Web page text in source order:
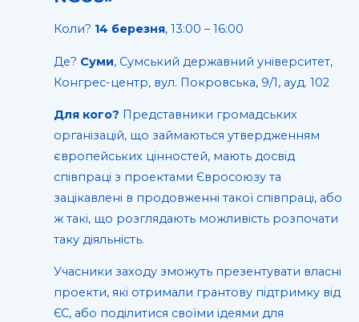
Коли? 14 березня, 13:00 – 16:00
Де? Суми, Сумський державний університет,
Конгрес-центр, вул. Покровська, 9/1, ауд. 102
Для кого? Представники громадських
організацій, що займаються утвердженням
європейських цінностей, мають досвід
співпраці з проектами Євросоюзу та
зацікавлені в продовженні такої співпраці, або
ж такі, що розглядають можливість розпочати
таку діяльність.
Учасники заходу зможуть презентувати власні
проекти, які отримали грантову підтримку від
ЄС, або поділитися своїми ідеями для